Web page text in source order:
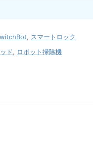
スマートロック
ド ロボット掃除機